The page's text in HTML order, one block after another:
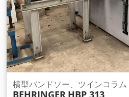
横型バンドソー、ツインコラム